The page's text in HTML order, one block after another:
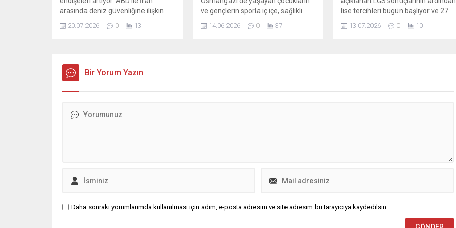
arasında deniz güvenliğine ilişkin
gerilimler, bölgeden geçen gemiler
üzerinde doğrudan etkiler yaratıyor.
iki petrol tankerinin güvenli olmayan
bir rota izlerken patladığı bildirildi.
Patlamaların nedeni hakkında
20.07.2026 0 13
ve gençlerin sporla iç içe, sağlıklı
bireyler olarak yetişmesi amacıyla
yatırımlarını sürdüren Osmangazi
ilçeye kazandırmaya devam eden
14.06.2026 0 37
lise tercihleri bugün başlıyor ve 27
Temmuz saat 17.00’ye kadar
yapılabilecek. Adaylar, merkezi
e-Okul sistemi üzerinden (https://e-
13.07.2026 0 10
Bir Yorum Yazın
Daha sonraki yorumlarımda kullanılması için adım, e-posta adresim ve site adresim bu tarayıcıya kaydedilsin.